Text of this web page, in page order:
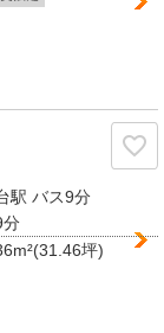
駅バス9分
分
坪)